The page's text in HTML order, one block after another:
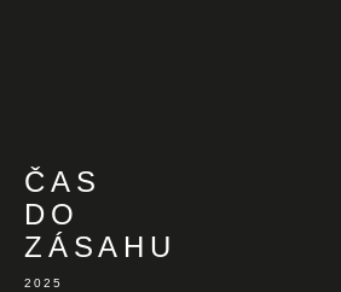
ČAS
DO
ZÁSAHU
2025